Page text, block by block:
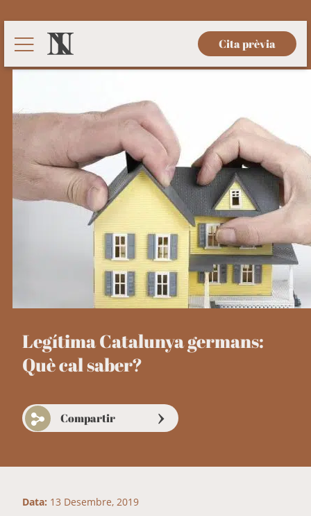
Cita prèvia
Legítima Catalunya germans:
Què cal saber?
Compartir
Data: 13 Desembre, 2019